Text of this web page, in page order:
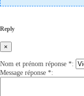
Reply
×
Nom et prénom réponse *:
Message réponse *: